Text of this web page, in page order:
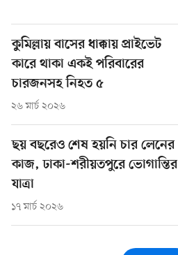
কুমিল্লায় বাসের ধাক্কায় প্রাইভেট
কারে থাকা একই পরিবারের
চারজনসহ নিহত ৫
২৬ মার্চ ২০২৬
ছয় বছরেও শেষ হয়নি চার লেনের
কাজ, ঢাকা-শরীয়তপুরে ভোগান্তির
যাত্রা
১৭ মার্চ ২০২৬